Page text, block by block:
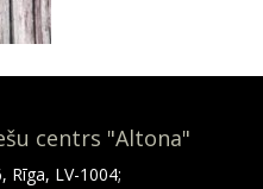
centrs "Altona"
Rīga, LV-1004;